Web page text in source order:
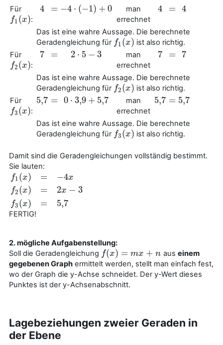
Für
f1(x)
f1( x) :
4
4 =
= −4 ⋅ (−1) +0
−4⋅ (−1)+0
man
errechnet
4
4 =
= 4
4
Das ist eine wahre Aussage. Die berechnete
Geradengleichung für f1(x)
f1( x)
ist also richtig.
Für
f2(x)
f2(x) :
7
7 =
= 2 ⋅ 5 − 3
2 ⋅5− 3
man
errechnet
7
7 =
= 7
7
Das ist eine wahre Aussage. Die berechnete
Geradengleichung für f2(x)
f2(x)
ist also richtig.
Für
f3(x)
f3(x) :
5,7
5,7 =
= 0 ⋅ 3,9 + 5,7
0⋅ 3,9+ 5,7
man
errechnet
5,7
5,7 =
= 5,7
5,7
Das ist eine wahre Aussage. Die berechnete
Geradengleichung für f3(x)
f3(x) ist also richtig.
Damit sind die Geradengleichungen vollständig bestimmt.
Sie lauten:
f1(x)
f2(x)
f3(x)
=
=
=
−4x
2x − 3
5,7
1(x)= − xf2 )=2 x− 3f
FERTIG!
2. mögliche Aufgabenstellung:
Soll die Geradengleichung f(x) = mx + n
f(x)=mx +n aus einem
gegebenenGraph ermittelt werden, stellt man einfach fest,
wo der Graph die y-Achse schneidet. Der y-Wert dieses
Punktes ist der y-Achsenabschnitt.
Lagebeziehungen zweier Geraden in
der Ebene